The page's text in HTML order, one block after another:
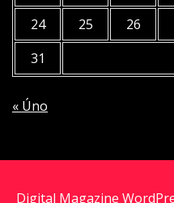
24
25 26
31
« Úno
Digital Magazine